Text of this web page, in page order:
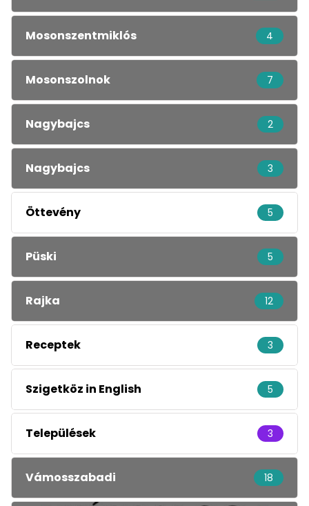
Mosonszentmiklós 4
Mosonszolnok 7
Nagybajcs 2
Nagybajcs 3
Öttevény 5
Püski 5
Rajka 12
Receptek 3
Szigetköz in English 5
Települések 3
Vámosszabadi 18